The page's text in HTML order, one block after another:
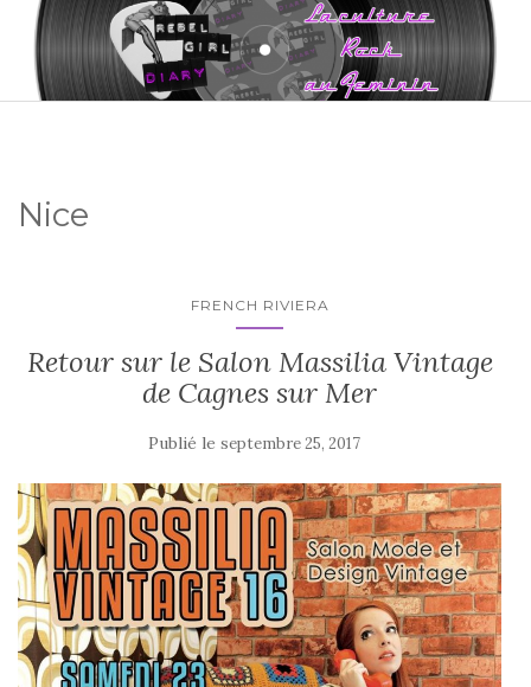
Nice
FRENCH RIVIERA
Retour sur le Salon Massilia Vintage
de Cagnes sur Mer
Publié le septembre 25, 2017